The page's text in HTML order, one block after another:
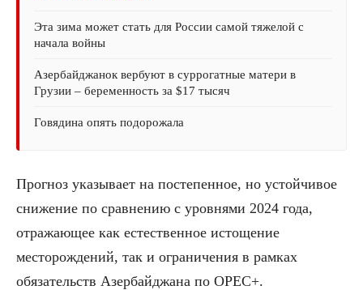
Эта зима может стать для России самой тяжелой с
начала войны
Азербайджанок вербуют в суррогатные матери в
Грузии – беременность за $17 тысяч
Говядина опять подорожала
Прогноз указывает на постепенное, но устойчивое
снижение по сравнению с уровнями 2024 года,
отражающее как естественное истощение
месторождений, так и ограничения в рамках
обязательств Азербайджана по OPEC+.